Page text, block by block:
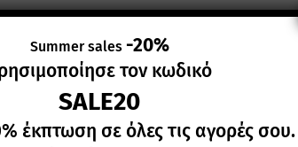
Summer sales -20%
τον κωδικό
SALE20
έκπτωση σε όλες τις αγορές σου.